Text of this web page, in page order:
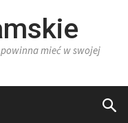
mieć w swojej